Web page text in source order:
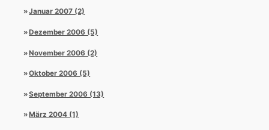
Januar 2007 (2)
Dezember 2006 (5)
November 2006 (2)
Oktober 2006 (5)
September 2006 (13)
März 2004 (1)